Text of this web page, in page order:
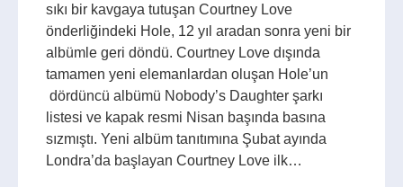
sıkı bir kavgaya tutuşan Courtney Love
önderliğindeki Hole, 12 yıl aradan sonra yeni bir
albümle geri döndü. Courtney Love dışında
tamamen yeni elemanlardan oluşan Hole’un
dördüncü albümü Nobody’s Daughter şarkı
listesi ve kapak resmi Nisan başında basına
sızmıştı. Yeni albüm tanıtımına Şubat ayında
Londra’da başlayan Courtney Love ilk…